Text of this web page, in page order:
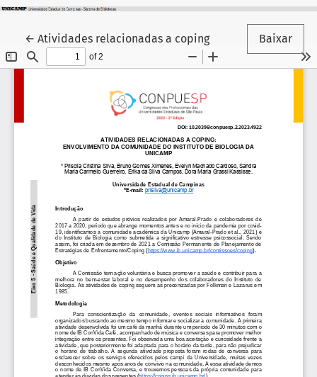
← Voltar aos Detalhes do Artigo
Atividades relacionadas a coping Baixar